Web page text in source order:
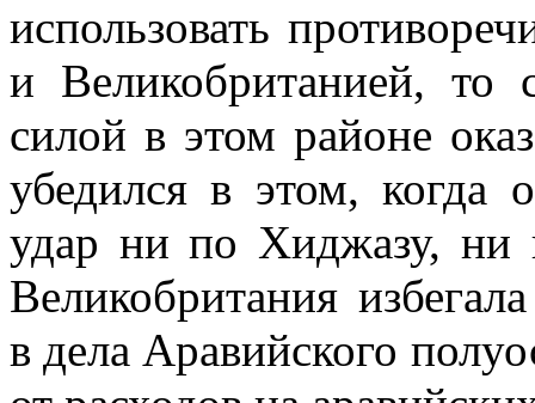
использовать
и Великобританией, то
силой в этом районе
убедился в этом, когда
удар ни по Хиджазу, ни
Велико­британия
в дела Аравий­ского